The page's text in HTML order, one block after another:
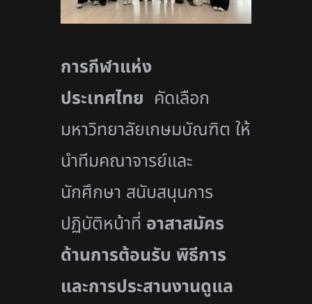
การกีฬาแห่ง
ประเทศไทย คัดเลือก
มหาวิทยาลัยเกษมบัณฑิต ให้
นำทีมคณาจารย์และ
นักศึกษา สนับสนุนการ
ปฏิบัติหน้าที่ อาสาสมัคร
ด้านการต้อนรับ พิธีการ
และการประสานงานดูแล